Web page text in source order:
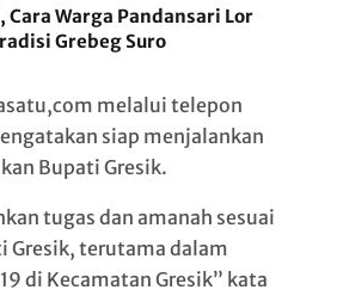
Cara Warga Pandansari Lor
Grebeg Suro
melalui telepon
siap menjalankan
Bupati Gresik.
tugas dan amanah sesuai
Gresik, terutama dalam
di Kecamatan Gresik” kata